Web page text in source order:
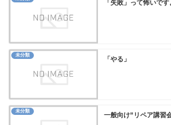
「失敗」って怖いです
未分類
「やる」
未分類
一般向け”リペア講習